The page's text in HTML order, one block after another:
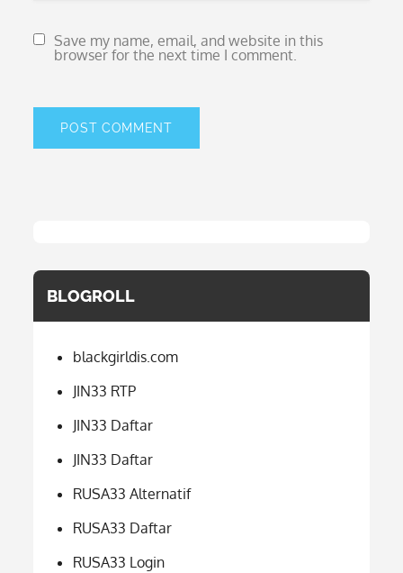
Save my name, email, and website in this
browser for the next time I comment.
BLOGROLL
blackgirldis.com
JIN33 RTP
JIN33 Daftar
JIN33 Daftar
RUSA33 Alternatif
RUSA33 Daftar
RUSA33 Login